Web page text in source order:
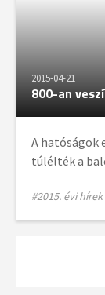
2015-04-21
800-an
A hatóságok
túlélték a
#2015. évi hírek